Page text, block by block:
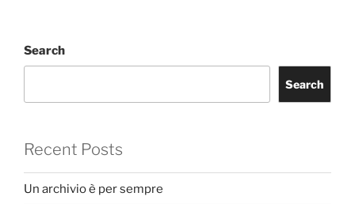
Search
Search
Recent Posts
Un archivio è per sempre